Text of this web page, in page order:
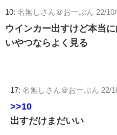
10: 名無しさん＠おーぷん 22/
ウインカー出すけど本当
いやつならよく見る
17: 名無しさん＠おーぷん 22/
>>10
出すだけまだいい